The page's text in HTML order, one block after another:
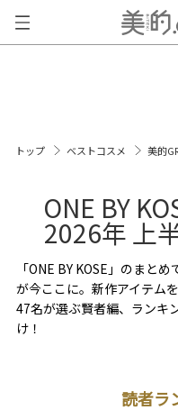
トップ ベストコスメ 美的
ONE BY
2026年 上
「ONE BY KOSE」のまと
が今ここに。新作アイテム
47名が選ぶ賢者編、ランキ
け！
読者ラ